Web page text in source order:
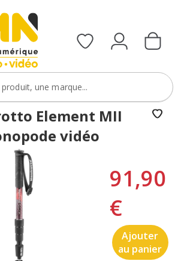
Element MII
vidéo
91,90
€
Ajouter
au panier